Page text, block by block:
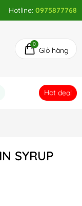
Hotline: 0975877768
0
Giỏ hàng
Hot deal
SYRUP